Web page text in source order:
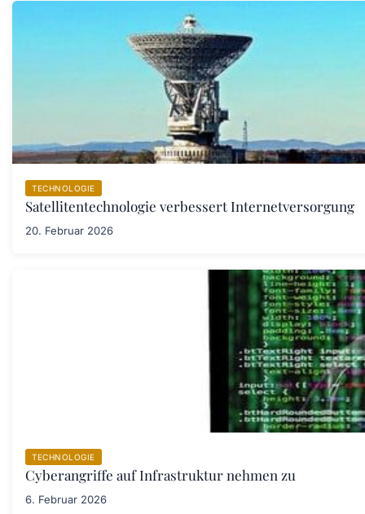
TECHNOLOGIE
Satellitentechnologie verbessert Internetversorgung
20. Februar 2026
TECHNOLOGIE
Cyberangriffe auf Infrastruktur nehmen zu
6. Februar 2026